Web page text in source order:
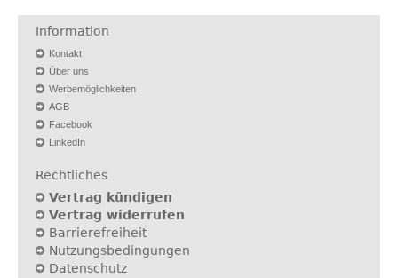
Information
Kontakt
Über uns
Werbemöglichkeiten
AGB
Facebook
LinkedIn
Rechtliches
Vertrag kündigen
Vertrag widerrufen
Barrierefreiheit
Nutzungsbedingungen
Datenschutz